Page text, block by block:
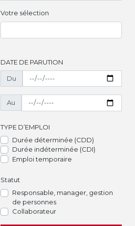
Votre sélection
DATE DE PARUTION
Du
Au
TYPE D’EMPLOI
Durée déterminée (CDD)
Durée indéterminée (CDI)
Emploi temporaire
Statut
Responsable, manager, gestion
de personnes
Collaborateur